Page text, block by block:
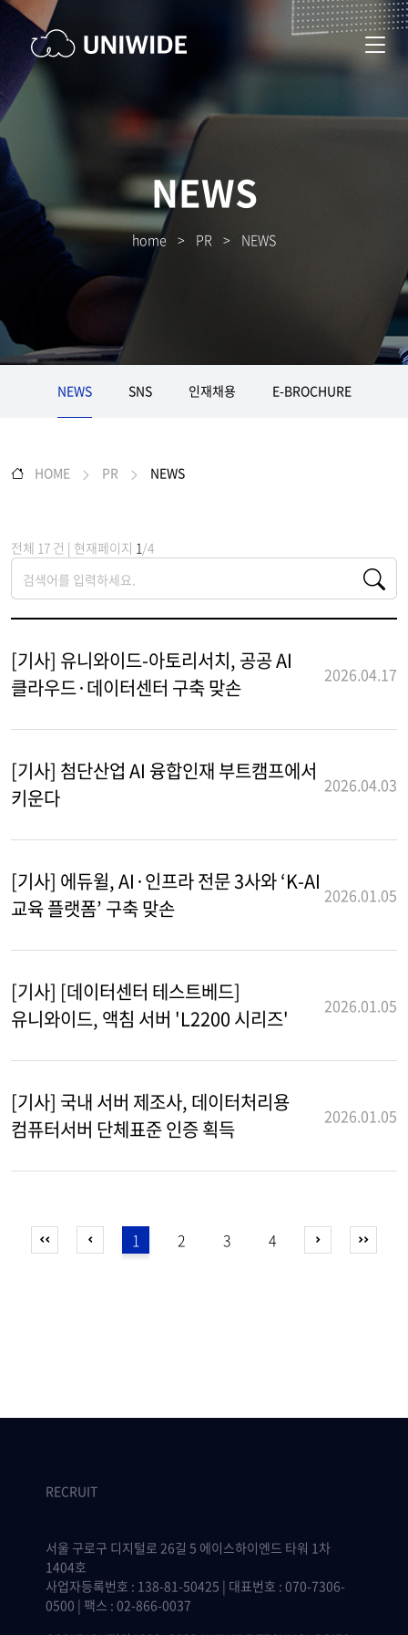
NEWS
home > PR > NEWS
NEWS SNS 인재채용 E-BROCHURE
HOME PR NEWS
전체 17 건 | 현재페이지 1/4
[기사] 유니와이드-아토리서치, 공공 AI
클라우드·데이터센터 구축 맞손
2026.04.17
[기사] 첨단산업 AI 융합인재 부트캠프에서
키운다
2026.04.03
[기사] 에듀윌, AI·인프라 전문 3사와 ‘K-AI
교육 플랫폼’ 구축 맞손
2026.01.05
[기사] [데이터센터 테스트베드]
유니와이드, 액침 서버 'L2200 시리즈'
2026.01.05
[기사] 국내 서버 제조사, 데이터처리용
컴퓨터서버 단체표준 인증 획득
2026.01.05
1 2 3 4
RECRUIT
서울 구로구 디지털로 26길 5 에이스하이엔드 타워 1차
1404호
사업자등록번호 : 138-81-50425 | 대표번호 : 070-7306-
0500 | 팩스 : 02-866-0037